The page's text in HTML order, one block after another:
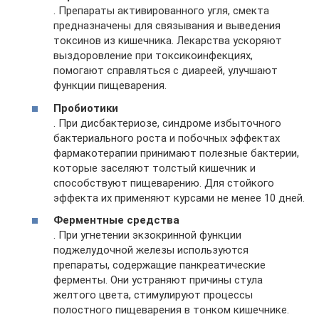
. Препараты активированного угля, смекта
предназначены для связывания и выведения
токсинов из кишечника. Лекарства ускоряют
выздоровление при токсикоинфекциях,
помогают справляться с диареей, улучшают
функции пищеварения.
Пробиотики
. При дисбактериозе, синдроме избыточного
бактериального роста и побочных эффектах
фармакотерапии принимают полезные бактерии,
которые заселяют толстый кишечник и
способствуют пищеварению. Для стойкого
эффекта их применяют курсами не менее 10 дней.
Ферментные средства
. При угнетении экзокринной функции
поджелудочной железы используются
препараты, содержащие панкреатические
ферменты. Они устраняют причины стула
желтого цвета, стимулируют процессы
полостного пищеварения в тонком кишечнике.